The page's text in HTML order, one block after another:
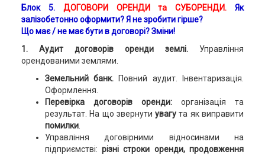
Блок 5.
ДОГОВОРИ ОРЕНДИ та СУБОРЕНДИ.Як
залізобетонно оформити? Я не зробити гірше?
Що має / не має бути в договорі? Зміни!
1.
Аудит договорів оренди землі. Управління
орендованими землями.
Земельний банк. Повний аудит. Інвентаризація.
Оформлення.
Перевірка договорів оренди:
організація та
результат. На що звернутиувагута як виправити
помилки.
Управління договірними відносинами на
підприємстві:різні строки оренди, продовження